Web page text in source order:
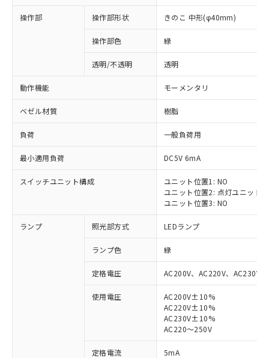
操作部 操作部形状 きのこ 中形(φ40mm)
操作部色 緑
透明/不透明 透明
動作機能 モーメンタリ
ベゼル材質 樹脂
負荷 一般負荷用
最小適用負荷 DC5V 6mA
スイッチユニット構成
ユニット位置1: NO
ユニット位置2: 点灯ユニット
ユニット位置3: NO
ランプ 照光部方式 LEDランプ
ランプ色 緑
定格電圧 AC200V、AC220V、AC230V
使用電圧
AC200V±10%
AC220V±10%
AC230V±10%
AC220～250V
定格電流 5mA
対応済み：EU RoHS指令（10物質）の
非含有に対応した製品が提供可能な商品で